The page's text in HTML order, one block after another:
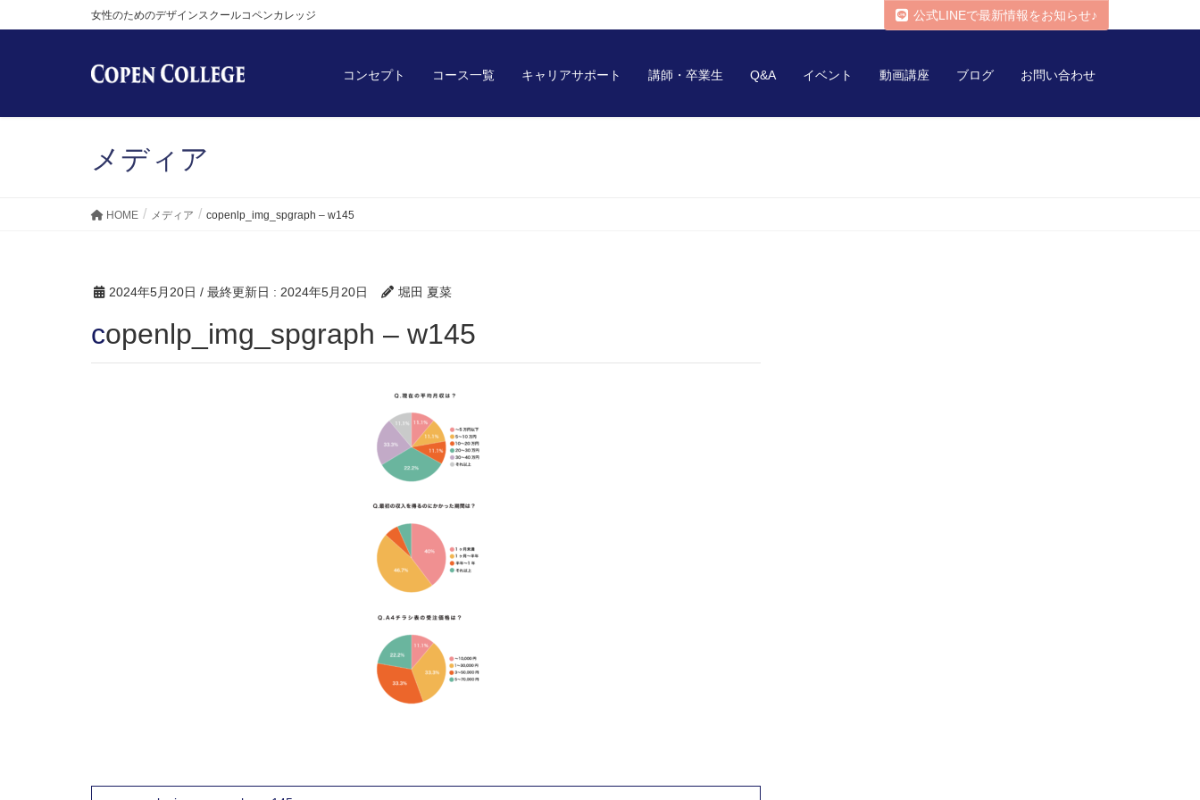
女性のためのデザインスクールコペンカレッジ 公式LINEで最新情報をお知らせ♪
コンセプト コース一覧 キャリアサポート 講師・卒業生 Q&A イベント 動画講座 ブログ お問い合わせ
メディア
HOME メディア copenlp_img_spgraph – w145
2024年5月20日 / 最終更新日 : 2024年5月20日 堀田 夏菜
copenlp_img_spgraph – w145